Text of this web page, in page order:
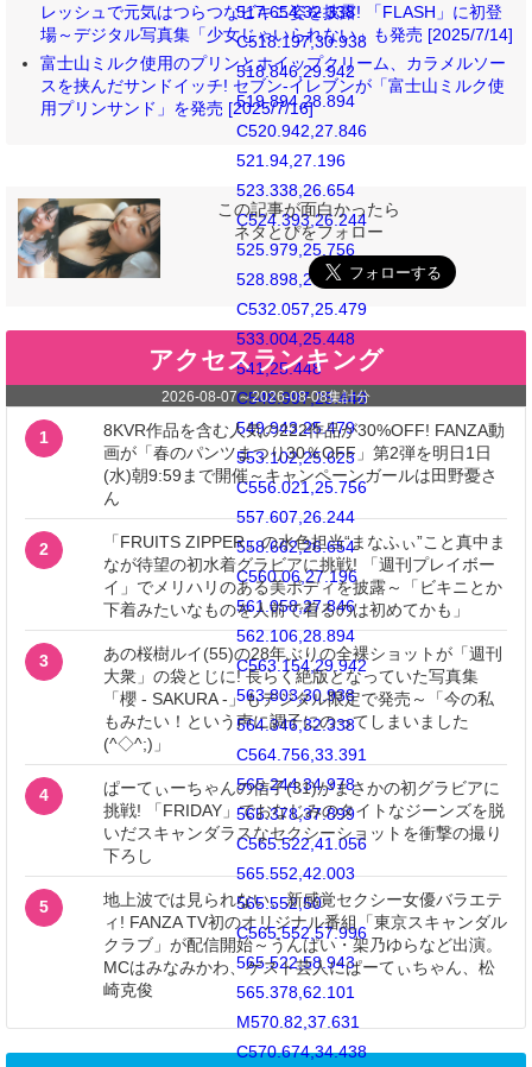
517.654,32.338
C518.197,30.938
518.846,29.942
519.894,28.894
C520.942,27.846
521.94,27.196
523.338,26.654
C524.393,26.244
525.979,25.756
528.898,25.623
C532.057,25.479
533.004,25.448
541,25.448
C548.997,25.448
549.943,25.479
553.102,25.623
C556.021,25.756
557.607,26.244
558.662,26.654
C560.06,27.196
561.058,27.846
562.106,28.894
C563.154,29.942
563.803,30.938
564.346,32.338
C564.756,33.391
565.244,34.978
565.378,37.899
C565.522,41.056
565.552,42.003
565.552,50
C565.552,57.996
565.522,58.943
565.378,62.101
M570.82,37.631
C570.674,34.438
レッシュで元気はつらつなビキニ姿を披露! 「FLASH」に初登
場～デジタル写真集「少女じゃいられない」も発売 [2025/7/14]
富士山ミルク使用のプリンとホイップクリーム、カラメルソー
スを挟んだサンドイッチ! セブン‐イレブンが「富士山ミルク使
用プリンサンド」を発売 [2025/7/16]
この記事が面白かったら
ネタとぴをフォロー
アクセスランキング
2026-08-07～2026-08-08集計分
1
8KVR作品を含む人気の222作品が30%OFF! FANZA動
画が「春のパンツまつり30％OFF」第2弾を明日1日
(水)朝9:59まで開催～キャンペーンガールは田野憂さ
ん
2
「FRUITS ZIPPER」の水色担当“まなふぃ”こと真中ま
なが待望の初水着グラビアに挑戦! 「週刊プレイボー
イ」でメリハリのある美ボディを披露～「ビキニとか
下着みたいなものを人前で着るのは初めてかも」
3
あの桜樹ルイ(55)の28年ぶりの全裸ショットが「週刊
大衆」の袋とじに! 長らく絶版となっていた写真集
「櫻 - SAKURA -」もデジタル限定で発売～「今の私
もみたい！という声に調子にのってしまいました
(^◇^;)」
4
ぱーてぃーちゃんの信子(31)がまさかの初グラビアに
挑戦! 「FRIDAY」でおなじみのタイトなジーンズを脱
いだスキャンダラスなセクシーショットを衝撃の撮り
下ろし
5
地上波では見られない、新感覚セクシー女優バラエテ
ィ! FANZA TV初のオリジナル番組「東京スキャンダル
クラブ」が配信開始～うんぱい・架乃ゆらなど出演。
MCはみなみかわ、ゲスト芸人にぱーてぃちゃん、松
崎克俊